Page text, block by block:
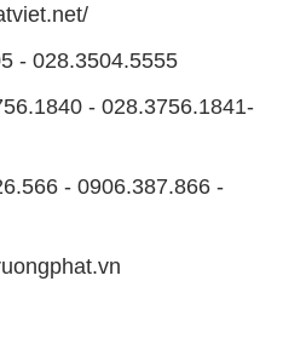
- 028.3504.5555
- 028.3756.1841-
- 0906.387.866 -